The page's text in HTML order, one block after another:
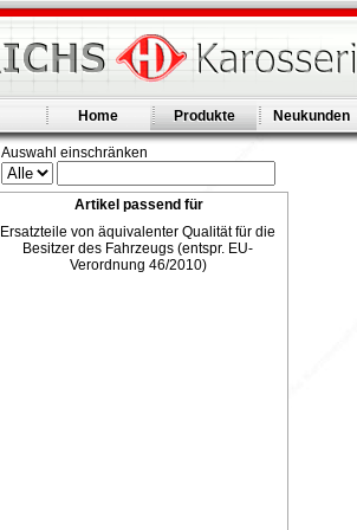
Home Produkte Neukunden
Auswahl einschränken
Artikel passend für
Ersatzteile von äquivalenter Qualität für die
Besitzer des Fahrzeugs (entspr. EU-
Verordnung 46/2010)